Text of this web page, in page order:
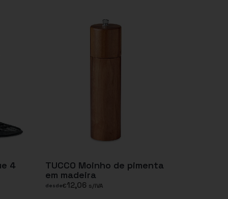
4
TUCCO Moinho de pimenta
em madeira
desde€12,06 s/IVA